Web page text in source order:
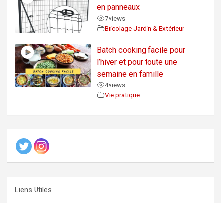
en panneaux
7views
Bricolage Jardin & Extérieur
Batch cooking facile pour
l’hiver et pour toute une
semaine en famille
4views
Vie pratique
Liens Utiles